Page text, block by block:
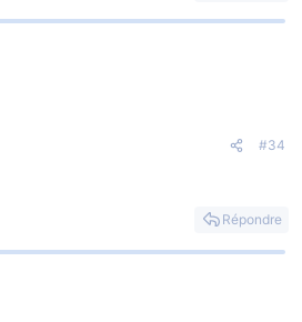
#34
Répondre